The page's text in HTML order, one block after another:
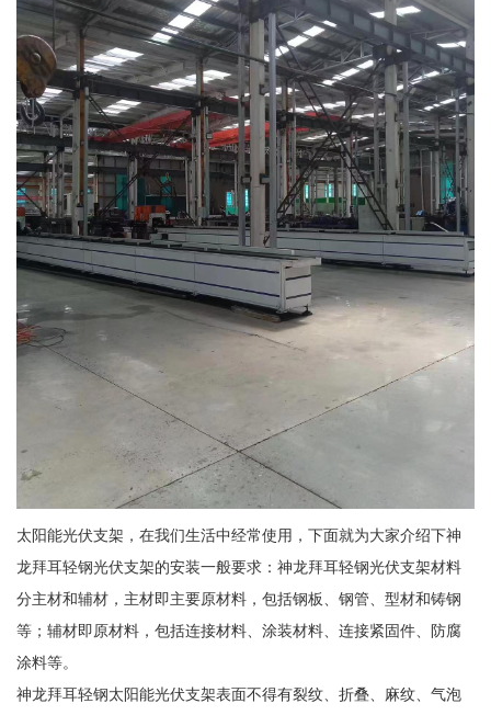
太阳能光伏支架，在我们生活中经常使用，下面就为大家介绍下神
龙拜耳轻钢光伏支架的安装一般要求：神龙拜耳轻钢光伏支架材料
分主材和辅材，主材即主要原材料，包括钢板、钢管、型材和铸钢
等；辅材即原材料，包括连接材料、涂装材料、连接紧固件、防腐
涂料等。
神龙拜耳轻钢太阳能光伏支架表面不得有裂纹、折叠、麻纹、气泡